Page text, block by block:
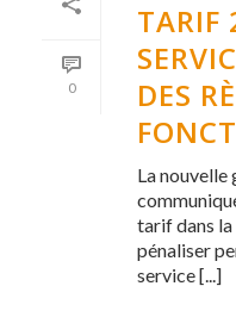
0
TARIF
DES
La nouvelle
tarif dans
pénaliser
service [...]